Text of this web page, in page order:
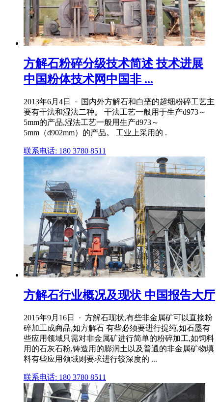
方解石粉碎分级技术简述 技术进展
中国粉体技术网中国非 ...
2013年6月4日 · 国内外方解石和白垩的超细粉碎工艺主
要有干法和湿法二种。 干法工艺一般用于生产d973～
5mm的产品,湿法工艺一般用生产d973～
5mm（d902mm）的产品。 工业上采用的 .
联系电话: 180 3780 8511
方解石行业概况及现状 中国报告大厅
2015年9月16日 · 方解石现状,有些非金属矿可以直接粉
碎加工成商品,如方解石 有些必须要进行提纯,如石墨有
些应用领域只需对非金属矿进行简单的粉碎加工,如饲料
用的石灰石粉,铸造用的膨润土以及普通的非金属矿物填
料有些应用领域则要求进行较深度的 ...
联系电话: 180 3780 8511